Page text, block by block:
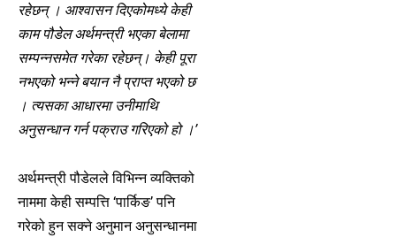
रहेछन् । आश्वासन दिएकोमध्ये केही
काम पौडेल अर्थमन्त्री भएका बेलामा
सम्पन्नसमेत गरेका रहेछन्। केही पूरा
नभएको भन्ने बयान नै प्राप्त भएको छ
। त्यसका आधारमा उनीमाथि
अनुसन्धान गर्न पक्राउ गरिएको हो ।’
अर्थमन्त्री पौडेलले विभिन्न व्यक्तिको
नाममा केही सम्पत्ति ‘पार्किङ’ पनि
गरेको हुन सक्ने अनुमान अनुसन्धानमा